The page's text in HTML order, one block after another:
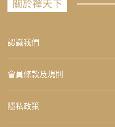
關於禪天下
認識我們
會員條款及規則
隱私政策